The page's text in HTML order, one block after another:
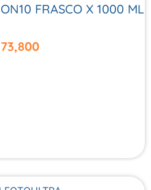
FRASCO X 1000 ML